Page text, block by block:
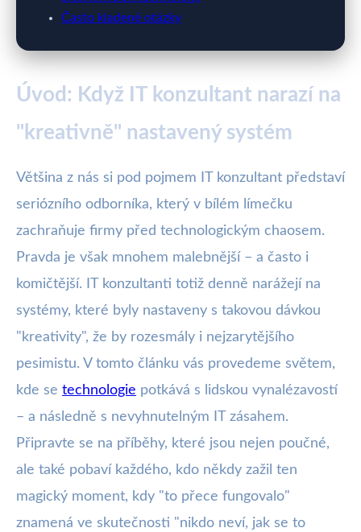
Často kladené otázky
Úvod: Když IT konzultant narazí na
"kreativně" nastavený systém
Většina z nás si pod pojmem IT konzultant představí
seriózního odborníka, který v bílém límečku
zachraňuje firmy před technologickým chaosem.
Pravda je však mnohem malebnější – a často i
komičtější. IT konzultanti totiž denně narážejí na
systémy, které byly nastaveny s takovou dávkou
"kreativity", že by rozesmály i nejzarytějšího
pesimistu. V tomto článku vás provedeme světem,
kde se technologie potkává s lidskou vynalézavostí
– a následně s nevyhnutelným IT zásahem.
Připravte se na příběhy, které jsou nejen poučné,
ale také pobaví každého, kdo někdy zažil ten
magický moment, kdy "to přece fungovalo"
znamená ve skutečnosti "nikdo neví, jak se to